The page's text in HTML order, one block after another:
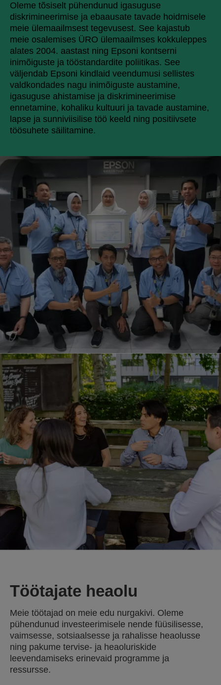
Oleme tõsiselt pühendunud igasuguse
diskrimineerimise ja ebaausate tavade hoidmisele
meie ülemaailmsest tegevusest. See kajastub
meie osalemises ÜRO ülemaailmses kokkuleppes
alates 2004. aastast ning Epsoni kontserni
inimõiguste ja tööstandardite poliitikas. See
väljendab Epsoni kindlaid veendumusi sellistes
valdkondades nagu inimõiguste austamine,
igasuguse ahistamise ja diskrimineerimise
ennetamine, kohaliku kultuuri ja tavade austamine,
lapse ja sunniviisilise töö keeld ning positiivsete
töösuhete säilitamine.
Töötajate heaolu
Meie töötajad on meie edu nurgakivi. Oleme
pühendunud investeerimisele nende füüsilisesse,
vaimsesse, sotsiaalsesse ja rahalisse heaolusse
ning pakume tervise- ja heaoluriskide
leevendamiseks erinevaid programme ja
ressursse.